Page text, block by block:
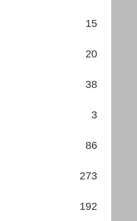
15
20
38
3
86
273
192